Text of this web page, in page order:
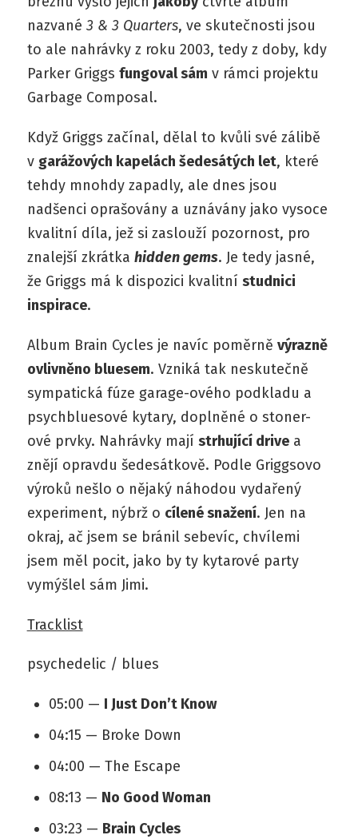
nazvané 3 & 3 Quarters, ve skutečnosti jsou
to ale nahrávky z roku 2003, tedy z doby, kdy
Parker Griggs fungoval sám v rámci projektu
Garbage Composal.
Když Griggs začínal, dělal to kvůli své zálibě
v garážových kapelách šedesátých let, které
tehdy mnohdy zapadly, ale dnes jsou
nadšenci oprašovány a uznávány jako vysoce
kvalitní díla, jež si zaslouží pozornost, pro
znalejší zkrátka hidden gems. Je tedy jasné,
že Griggs má k dispozici kvalitní studnici
inspirace.
Album Brain Cycles je navíc poměrně výrazně
ovlivněno bluesem. Vzniká tak neskutečně
sympatická fúze garage-ového podkladu a
psychbluesové kytary, doplněné o stoner-
ové prvky. Nahrávky mají strhující drivea
znějí opravdu šedesátkově. Podle Griggsovo
výroků nešlo o nějaký náhodou vydařený
experiment, nýbrž o cílené snažení. Jen na
okraj, ač jsem se bránil sebevíc, chvílemi
jsem měl pocit, jako by ty kytarové party
vymýšlel sám Jimi.
Tracklist
psychedelic / blues
05:00 — I Just Don’t Know
04:15 — Broke Down
04:00 — The Escape
08:13 — No Good Woman
03:23 — Brain Cycles